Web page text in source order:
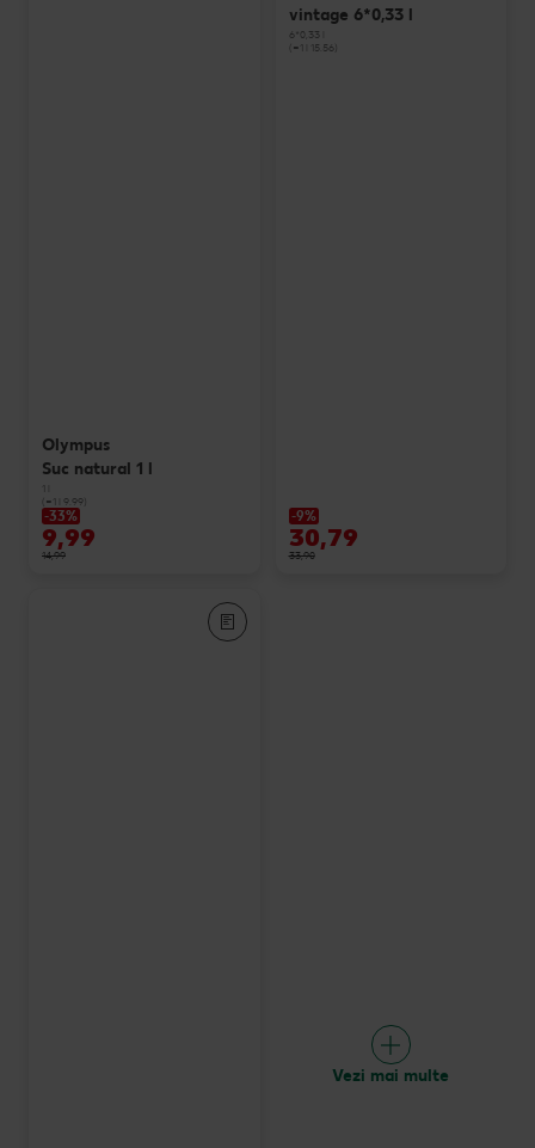
Olympus
Suc natural 1 l
(=1 l 9.99)
-33%
9,99
14,99
vintage 6*0,33 l
6*0,33 l
(=1 l 15.56)
-9%
30,79
33,90
Vezi mai multe